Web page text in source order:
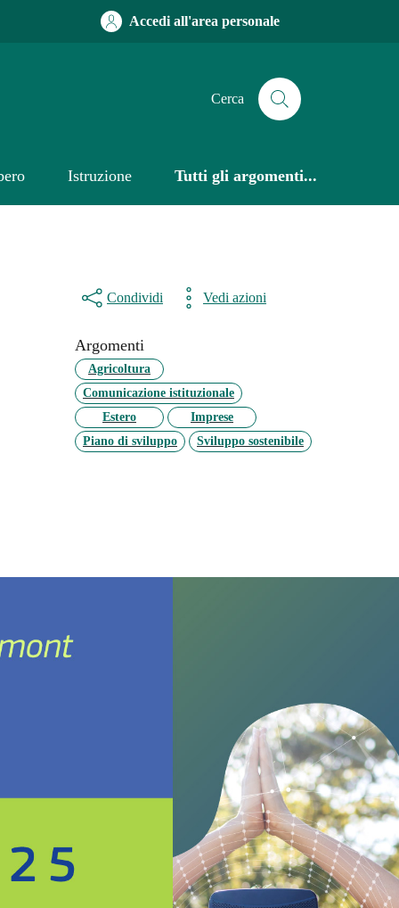
Accedi all'area personale
Cerca
Istruzione Tutti gli argomenti...
Condividi Vedi azioni
Argomenti
Agricoltura
Comunicazione istituzionale
Estero
Imprese
Piano di sviluppo
Sviluppo sostenibile